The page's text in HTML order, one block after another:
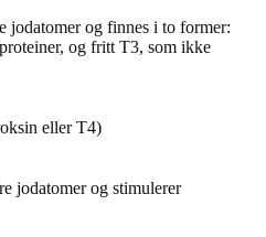
jodatomer og finnes i to former:
og fritt T3, som ikke
eller T4)
jodatomer og stimulerer